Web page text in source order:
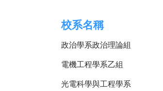
校系名稱
政治學系政治理論組
電機工程學系乙組
光電科學與工程學系